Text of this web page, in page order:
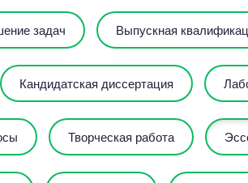
задач Выпускная
Кандидатская диссертация
Творческая работа